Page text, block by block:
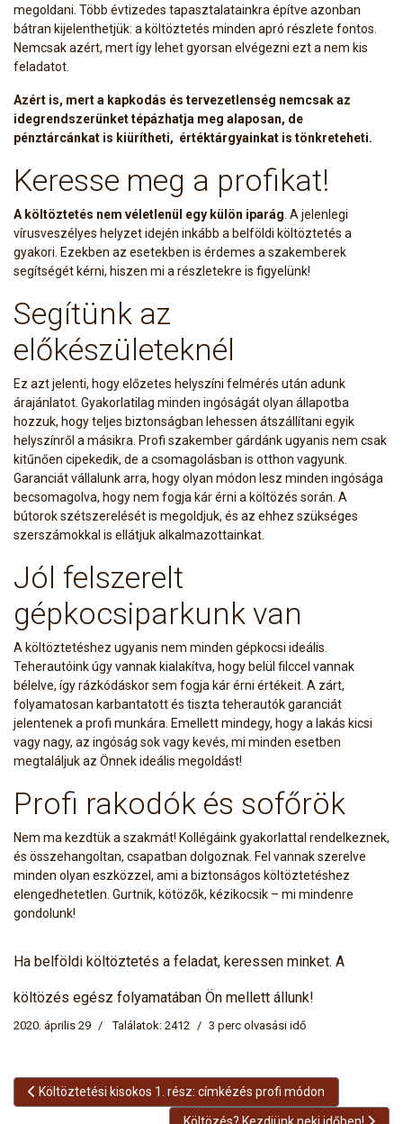
megoldani. Több évtizedes tapasztalatainkra építve azonban
bátran kijelenthetjük: a költöztetés minden apró részlete fontos.
Nemcsak azért, mert így lehet gyorsan elvégezni ezt a nem kis
feladatot.
Azért is, mert a kapkodás és tervezetlenség nemcsak az
idegrendszerünket tépázhatja meg alaposan, de
pénztárcánkat is kiürítheti, értéktárgyainkat is tönkreteheti.
Keresse meg a profikat!
A költöztetés nem véletlenül egy külön iparág. A jelenlegi
vírusveszélyes helyzet idején inkább a belföldi költöztetés a
gyakori. Ezekben az esetekben is érdemes a szakemberek
segítségét kérni, hiszen mi a részletekre is figyelünk!
Segítünk az
előkészületeknél
Ez azt jelenti, hogy előzetes helyszíni felmérés után adunk
árajánlatot. Gyakorlatilag minden ingóságát olyan állapotba
hozzuk, hogy teljes biztonságban lehessen átszállítani egyik
helyszínről a másikra. Profi szakember gárdánk ugyanis nem csak
kitűnően cipekedik, de a csomagolásban is otthon vagyunk.
Garanciát vállalunk arra, hogy olyan módon lesz minden ingósága
becsomagolva, hogy nem fogja kár érni a költözés során. A
bútorok szétszerelését is megoldjuk, és az ehhez szükséges
szerszámokkal is ellátjuk alkalmazottainkat.
Jól felszerelt
gépkocsiparkunk van
A költöztetéshez ugyanis nem minden gépkocsi ideális.
Teherautóink úgy vannak kialakítva, hogy belül filccel vannak
bélelve, így rázkódáskor sem fogja kár érni értékeit. A zárt,
folyamatosan karbantatott és tiszta teherautók garanciát
jelentenek a profi munkára. Emellett mindegy, hogy a lakás kicsi
vagy nagy, az ingóság sok vagy kevés, mi minden esetben
megtaláljuk az Önnek ideális megoldást!
Profi rakodók és sofőrök
Nem ma kezdtük a szakmát! Kollégáink gyakorlattal rendelkeznek,
és összehangoltan, csapatban dolgoznak. Fel vannak szerelve
minden olyan eszközzel, ami a biztonságos költöztetéshez
elengedhetetlen. Gurtnik, kötözők, kézikocsik – mi mindenre
gondolunk!
Ha belföldi költöztetés a feladat, keressen minket. A
költözés egész folyamatában Ön mellett állunk!
2020. április 29 Találatok: 2412 3 perc olvasási idő
Előző cikk: Költöztetési kisokos 1. rész: címkézés profi módon
Költöztetési kisokos 1. rész: címkézés profi módon
Következő cikk: Költözés? Kezdjünk